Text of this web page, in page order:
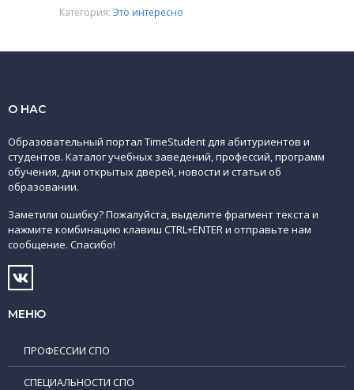
Категория: Это интересно
О НАС
Образовательный портал TimeStudent для абитуриентов и
студентов. Каталог учебных заведений, профессий, программ
обучения, дни открытых дверей, новости и статьи об
образовании.
Заметили ошибку? Пожалуйста, выделите фрагмент текста и
нажмите комбинацию клавиш CTRL+ENTER и отправьте нам
сообщение. Спасибо!
МЕНЮ
ПРОФЕССИИ СПО
СПЕЦИАЛЬНОСТИ СПО